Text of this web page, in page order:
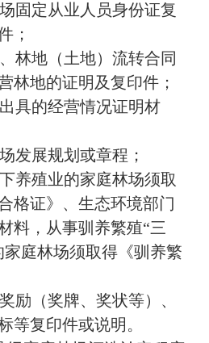
固定从业人员身份证复
；
林地（土地）流转合同
林地的证明及复印件；
具的经营情况证明材
发展规划或章程；
养殖业的家庭林场须取
格证》、生态环境部门
料，从事驯养繁殖“三
庭林场须取得《驯养繁
励（奖牌、奖状等）、
等复印件或说明。